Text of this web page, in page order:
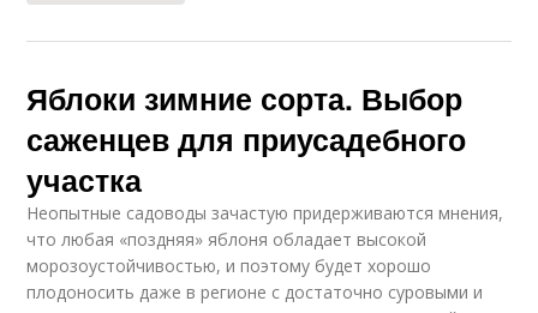
Яблоки зимние сорта. Выбор
саженцев для приусадебного
участка
Неопытные садоводы зачастую придерживаются мнения,
что любая «поздняя» яблоня обладает высокой
морозоустойчивостью, и поэтому будет хорошо
плодоносить даже в регионе с достаточно суровыми и